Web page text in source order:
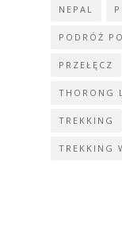
NEPAL
PODRÓŻ
PRZEŁĘCZ
THORONG
TREKKING
TREKKING